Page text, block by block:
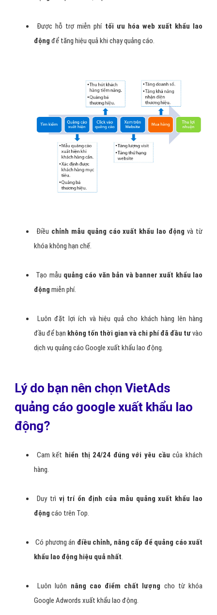
Được hỗ trợ miễn phí tối ưu hóa web xuất khẩu lao
động để tăng hiệu quả khi chạy quảng cáo.
Điều chỉnh mẫu quảng cáo xuất khẩu lao động và từ
khóa không hạn chế.
Tạo mẫu quảng cáo văn bản và banner xuất khẩu lao
động miễn phí.
Luôn đặt lợi ích và hiệu quả cho khách hàng lên hàng
đầu để bạn không tốn thời gian và chi phí đã đầu tưvào
dịch vụ quảng cáo Google xuất khẩu lao động.
Lý do bạn nên chọn VietAds
quảng cáo google xuất khẩu lao
động?
Cam kết hiển thị 24/24 đúng với yêu cầu của khách
hàng.
Duy trì vị trí ổn định của mẫu quảng xuất khẩu lao
động cáo trên Top.
Có phương án điều chỉnh, nâng cấp để quảng cáo xuất
khẩu lao động hiệu quả nhất.
Luôn luôn nâng cao điểm chất lượng cho từ khóa
Google Adwords xuất khẩu lao động.